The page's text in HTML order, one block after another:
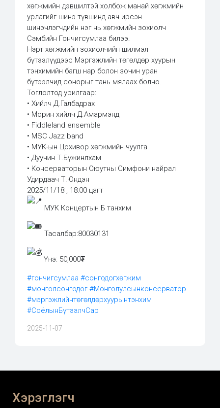
хөгжмийн дэвшилтэй холбож манай хөгжмийн
урлагийг шинэ түвшинд авч ирсэн
шинэчлэгчдийн нэг нь хөгжмийн зохиолч
Сэмбийн Гончигсумлаа билээ.
Нэрт хөгжмийн зохиолчийн шилмэл
бүтээлүүдээс Мэргэжлийн төгөлдөр хуурын
тэнхимийн багш нар болон зочин уран
бүтээлчид сонорыг тань мялаах болно.
Тоглолтод урилгаар:
• Хийлч Д.Галбадрах
• Морин хийлч Д.Амармэнд
• Fiddleland ensemble
• MSC Jazz band
• МУК-ын Цохивор хөгжмийн чуулга
• Дуучин Т.Бүжинлхам
• Консерваторын Оюутны Симфони найрал
Удирдаач Т.Юндэн
2025/11/18 , 18:00 цагт
МУК Концертын Б танхим
Тасалбар:80030131
Үнэ: 50,000₮
#гончигсумлаа #сонгодогхөгжим
#монголсонгодог #Монголулсынконсерватор
#мэргэжлийнтөгөлдөрхуурынтэнхим
#СоёлынБүтээлчСар
2025-11-07
Хэрэглэгч